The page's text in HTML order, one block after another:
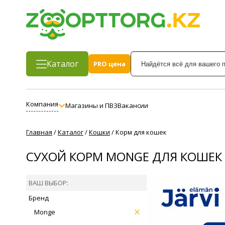
Каталог PRO цена
Компания Магазины и ПВЗВакансии
Главная /Каталог/Кошки /Корм для кошек
СУХОЙ КОРМ MONGE ДЛЯ КОШЕК
ВАШ ВЫБОР:
Бренд
Monge